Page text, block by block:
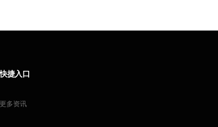
快捷入口
更多资讯